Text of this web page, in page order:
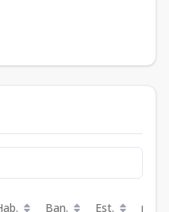
Ban. Est. m²